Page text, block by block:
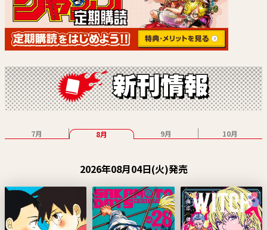
7月 8月 9月 10月
2026年08月04日(火)発売